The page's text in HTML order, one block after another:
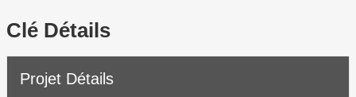
Clé Détails
Projet Détails